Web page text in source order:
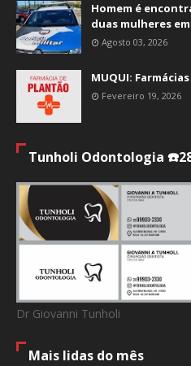
Homem é
duas mulheres
Agosto 03, 2026
MUQUI:
Fevereiro 19, 2026
Tunholi Odontologia
Dr Giovanni Tunholi
Mais lidas do mês